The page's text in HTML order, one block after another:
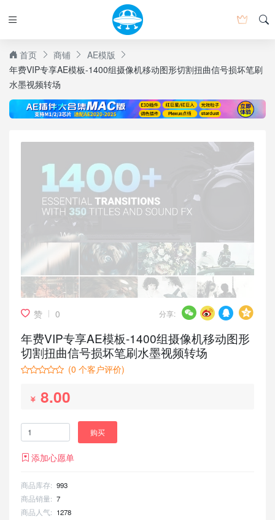
首页 商铺
AE模版
年费VIP专享AE模板-1400组摄像机移动图形切割扭曲信号损坏笔刷
水墨视频转场
赞 0 分享:
年费VIP专享AE模板-1400组摄像机移动图形
切割扭曲信号损坏笔刷水墨视频转场
(0 个客户评价)
8.00
购买
添加心愿单
商品库存: 993
商品销量: 7
商品人气: 1278